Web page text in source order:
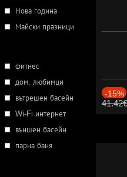
Нова година
Майски празници
фитнес
дом. любимци
вътрешен басейн
Wi-Fi интернет
външен басейн
парна баня
-15%
41.42€